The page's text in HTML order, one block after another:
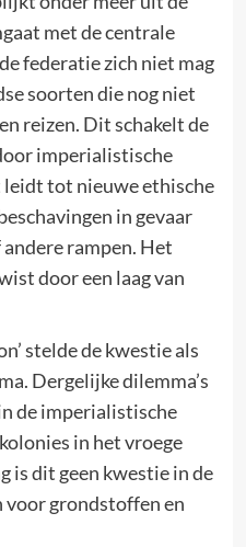
met de centrale
federatie zich niet mag
soorten die nog niet
reizen. Dit schakelt de
imperialistische
tot nieuwe ethische
in gevaar
rampen. Het
door een laag van
stelde de kwestie als
Dergelijke dilemma’s
de imperialistische
in het vroege
is dit geen kwestie in de
grondstoffen en